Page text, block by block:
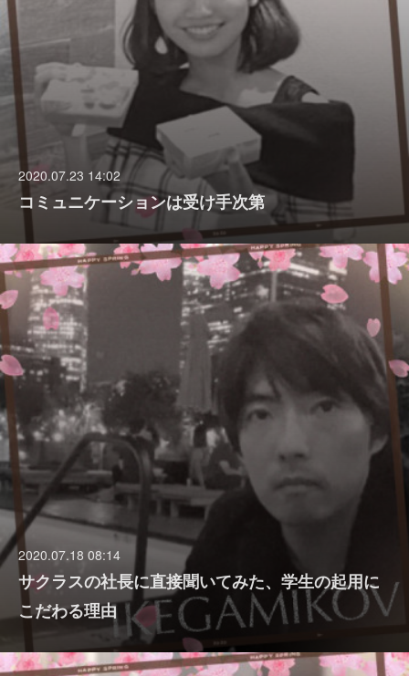
2020.07.23 14:02
コミュニケーションは受け手次第
2020.07.18 08:14
サクラスの社長に直接聞いてみた、学生の起用に
こだわる理由